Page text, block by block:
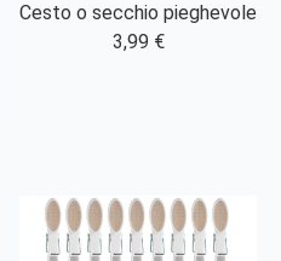
Cesto o secchio pieghevole
3,99 €